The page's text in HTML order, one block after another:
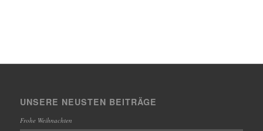
UNSERE NEUSTEN BEITRÄGE
Frohe Weihnachten